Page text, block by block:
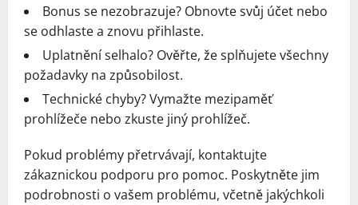
Bonus se nezobrazuje? Obnovte svůj účet nebo
se odhlaste a znovu přihlaste.
Uplatnění selhalo? Ověřte, že splňujete všechny
požadavky na způsobilost.
Technické chyby? Vymažte mezipaměť
prohlížeče nebo zkuste jiný prohlížeč.
Pokud problémy přetrvávají, kontaktujte
zákaznickou podporu pro pomoc. Poskytněte jim
podrobnosti o vašem problému, včetně jakýchkoli